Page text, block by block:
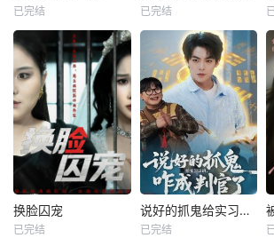
已完结 已完结
换脸囚宠
已完结
说好的抓鬼给实习证明，咋成判官了
已完结